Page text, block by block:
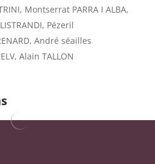
Montserrat PARRA I ALBA,
Pézeril
André séailles
Alain TALLON